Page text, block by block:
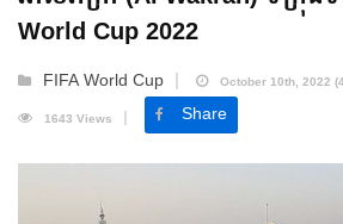
World Cup 2022
FIFA World Cup
October 10th, 2022
1643 Views
Share